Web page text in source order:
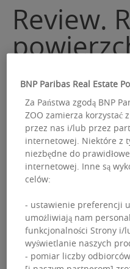
Review.
Polsce
2025
Zapotrzebowanie
przemysłowo-
POWIERZCHNIE
18 Grudnia 2025
BNP Paribas Real Estate
Za Państwa zgodą BNP
ZOO zamierza korzystać
przez nas i/lub przez
internetowej. Niektóre z
niezbędne do
internetowej. Inne są
celów:
- ustawienie preferencji
umożliwiają nam
funkcjonalności Strony i/
wyświetlanie naszych
- pomiar liczby